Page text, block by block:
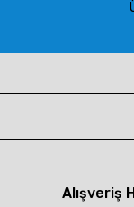
Alışveriş